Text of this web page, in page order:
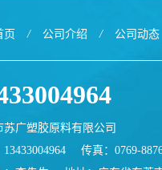
页 / 公司介绍 / 公司动态
苏广塑胶原料有限公司
传真：0769-